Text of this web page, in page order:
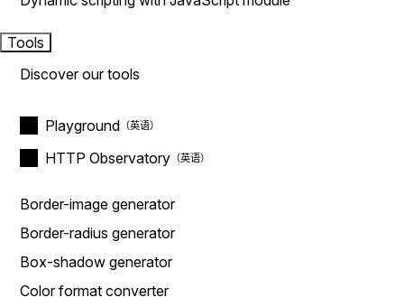
Tools
Discover our tools
Playground
HTTP Observatory
Border-image generator
Border-radius generator
Box-shadow generator
Color format converter